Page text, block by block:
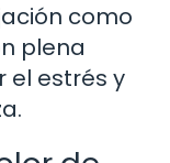
como
plena
el estrés y